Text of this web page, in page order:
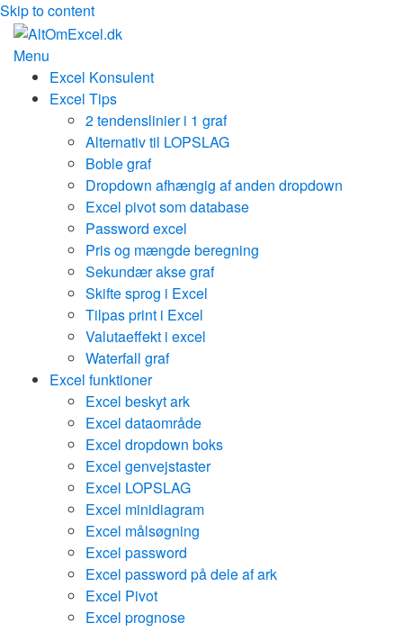
Skip to content
Menu
Excel Konsulent
Excel Tips
2 tendenslinier i 1 graf
Alternativ til LOPSLAG
Boble graf
Dropdown afhængig af anden dropdown
Excel pivot som database
Password excel
Pris og mængde beregning
Sekundær akse graf
Skifte sprog i Excel
Tilpas print i Excel
Valutaeffekt i excel
Waterfall graf
Excel funktioner
Excel beskyt ark
Excel dataområde
Excel dropdown boks
Excel genvejstaster
Excel LOPSLAG
Excel minidiagram
Excel målsøgning
Excel password
Excel password på dele af ark
Excel Pivot
Excel prognose